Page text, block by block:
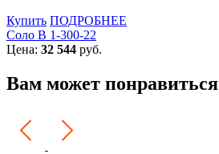
Купить ПОДРОБНЕЕ
Соло В 1-300-22
Цена: 32 544 руб.
Вам может понравиться